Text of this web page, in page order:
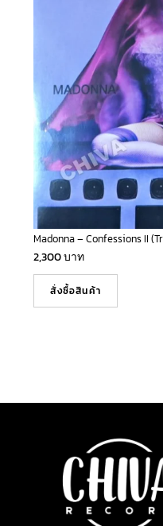
Madonna – Confessions II
2,300บาท
สั่งซื้อสินค้า